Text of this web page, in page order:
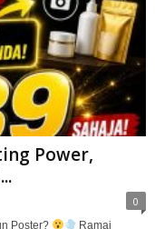
Power,
0
Poster?
Ramai